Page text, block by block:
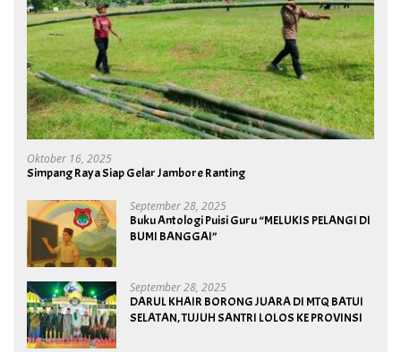
Oktober 16, 2025
Simpang Raya Siap Gelar Jambore Ranting
September 28, 2025
Buku Antologi Puisi Guru “MELUKIS PELANGI DI
BUMI BANGGAI”
September 28, 2025
DARUL KHAIR BORONG JUARA DI MTQ BATUI
SELATAN, TUJUH SANTRI LOLOS KE PROVINSI